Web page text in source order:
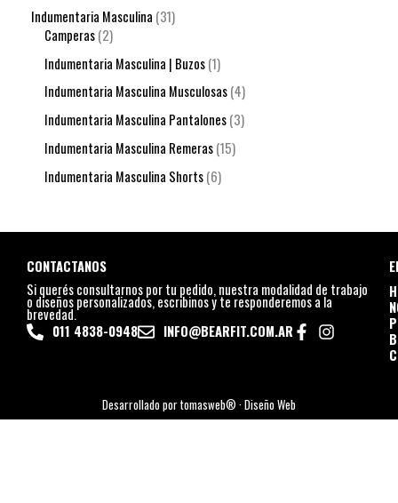
Indumentaria Masculina 31
Camperas 2
Indumentaria Masculina | Buzos 1
Indumentaria Masculina Musculosas 4
Indumentaria Masculina Pantalones 3
Indumentaria Masculina Remeras 15
Indumentaria Masculina Shorts 6
CONTACTANOS
Si querés consultarnos por tu pedido, nuestra modalidad de trabajo
o diseños personalizados, escribinos y te responderemos a la
brevedad.
011 4838-0948
INFO@BEARFIT.COM.AR
Desarrollado por tomasweb® · Diseño Web